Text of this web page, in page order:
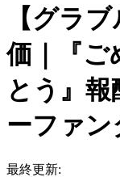
【グラ
価｜『ご
とう』
ーファン
最終更新: